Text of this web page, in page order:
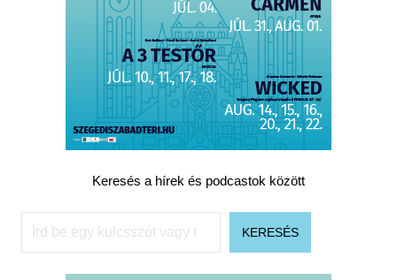
Keresés a hírek és podcastok között
Keresés
KERESÉS